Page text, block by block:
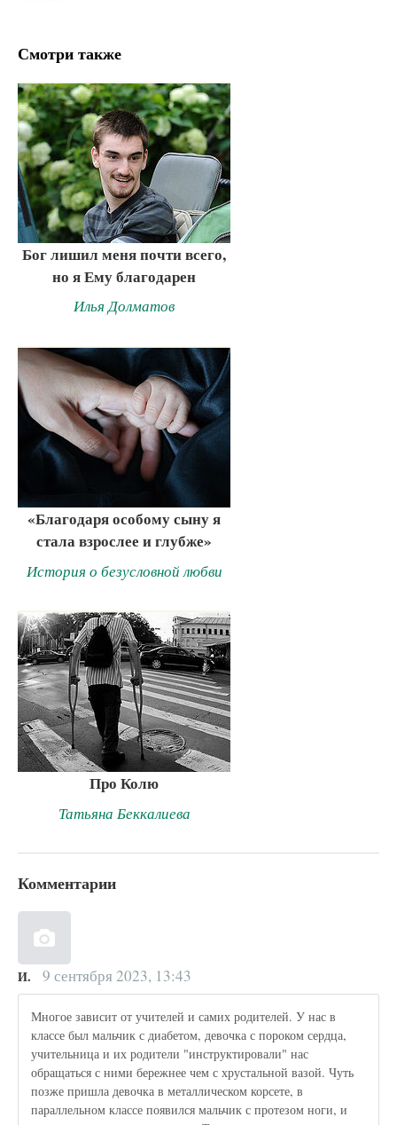
Смотри также
Бог лишил меня почти всего,
но я Ему благодарен
Илья Долматов
«Благодаря особому сыну я
стала взрослее и глубже»
История о безусловной любви
Про Колю
Татьяна Беккалиева
Комментарии
И. 9 сентября 2023, 13:43
Многое зависит от учителей и самих родителей. У нас в
классе был мальчик с диабетом, девочка с пороком сердца,
учительница и их родители "инструктировали" нас
обращаться с ними бережнее чем с хрустальной вазой. Чуть
позже пришла девочка в металлическом корсете, в
параллельном классе появился мальчик с протезом ноги, и